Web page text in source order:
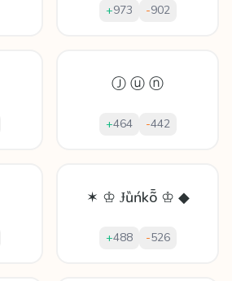
+973 -902
Ⓙ ⓤ ⓝ
+464 -442
✶ ♔ Ɉȕńkȭ ♔ ◆
+488 -526